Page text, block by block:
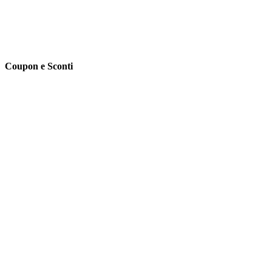
Coupon e Sconti